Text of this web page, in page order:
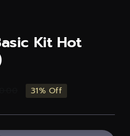
ติดต่อเรา
Kit Hot
Original
price
Current
price
31% Off